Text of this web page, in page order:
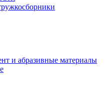
и абразивные материалы